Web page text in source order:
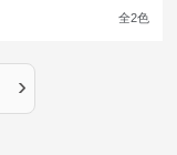
全2色
›